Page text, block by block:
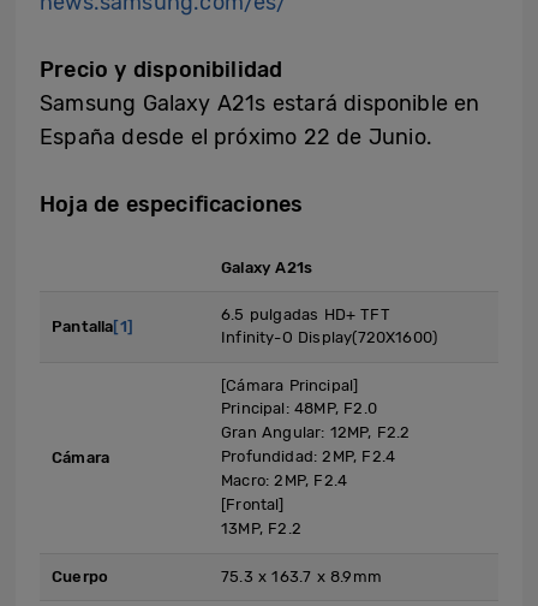
Precio y disponibilidad
Samsung Galaxy A21s estará disponible en
España desde el próximo 22 de Junio.
Hoja de especificaciones
Galaxy A21s
Pantalla[1]
6.5 pulgadas HD+ TFT
Infinity-O Display(720X1600)
Cámara
[Cámara Principal]
Principal: 48MP, F2.0
Gran Angular: 12MP, F2.2
Profundidad: 2MP, F2.4
Macro: 2MP, F2.4
[Frontal]
13MP, F2.2
Cuerpo 75.3 x 163.7 x 8.9mm